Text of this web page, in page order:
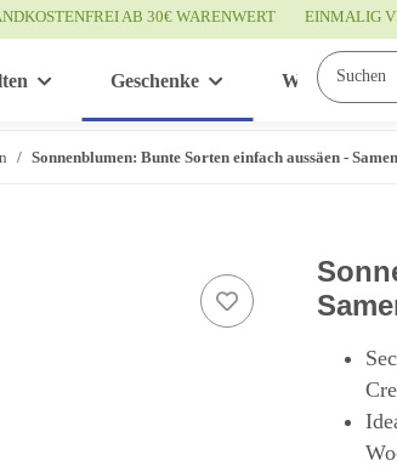
AB 30€ WARENWERT EINMALIG
Geschenke Wissenswertes
Sonnenblumen: Bunte Sorten einfach aussäen -